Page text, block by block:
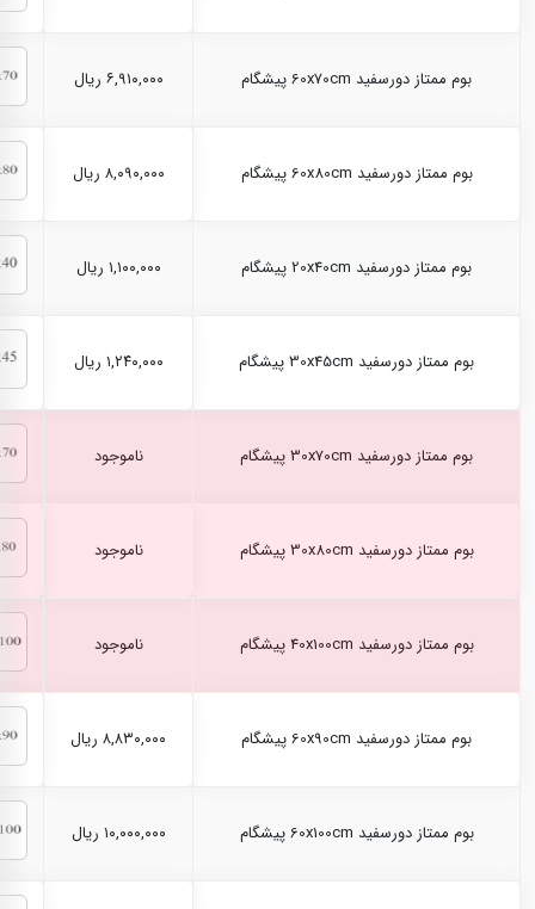
بوم ممتاز دورسفید 60x70cm پیشگام ۶,۹۱۰,۰۰۰ ریال
بوم ممتاز دورسفید 60x80cm پیشگام ۸,۰۹۰,۰۰۰ ریال
بوم ممتاز دورسفید 20x40cm پیشگام ۱,۱۰۰,۰۰۰ ریال
بوم ممتاز دورسفید 30x45cm پیشگام ۱,۲۴۰,۰۰۰ ریال
بوم ممتاز دورسفید 30x70cm پیشگام ناموجود
بوم ممتاز دورسفید 30x80cm پیشگام ناموجود
بوم ممتاز دورسفید 40x100cm پیشگام ناموجود
بوم ممتاز دورسفید 60x90cm پیشگام ۸,۸۳۰,۰۰۰ ریال
بوم ممتاز دورسفید 60x100cm پیشگام ۱۰,۰۰۰,۰۰۰ ریال